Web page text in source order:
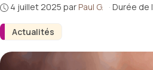
Actualités
4 juillet 2025 parPaul G. · Durée de